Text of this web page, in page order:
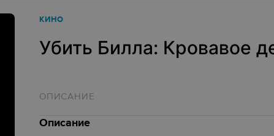
КИНО
Убить Билла: Кровавое
ОПИСАНИЕ
Описание